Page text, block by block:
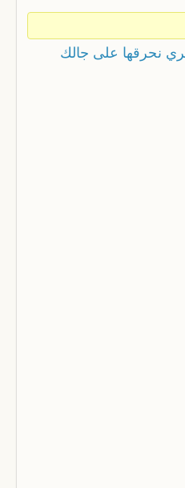
نحرقها على جالك